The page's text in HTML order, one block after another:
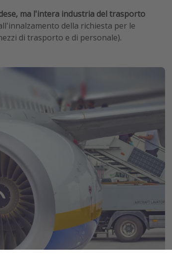
ma l'intera industria del trasporto
della richiesta per le
di trasporto e di personale).